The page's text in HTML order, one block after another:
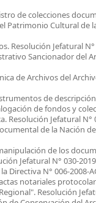
de colecciones
Patrimonio Cultural de
Resolución Jefatural N°
Sancionador del
de Archivos del
de
de fondos y
Resolución Jefatural N°
de la Nación
de los
Jefatural N° 030-
Directiva N° 006-2008-
notariales
Resolución